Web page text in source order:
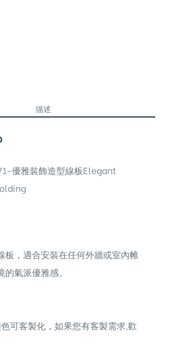
描述
優雅裝飾造型線板Elegant
板，適合安裝在任何外牆或室內帷
氣派優雅感。
可客製化，如果您有客製需求,歡